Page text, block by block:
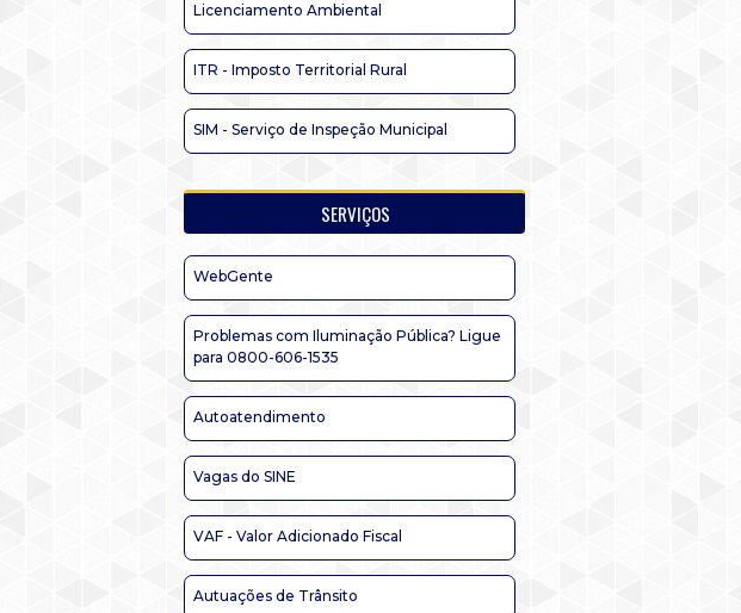
Licenciamento Ambiental
ITR - Imposto Territorial Rural
SIM - Serviço de Inspeção Municipal
SERVIÇOS
WebGente
Problemas com Iluminação Pública? Ligue
para 0800-606-1535
Autoatendimento
Vagas do SINE
VAF - Valor Adicionado Fiscal
Autuações de Trânsito